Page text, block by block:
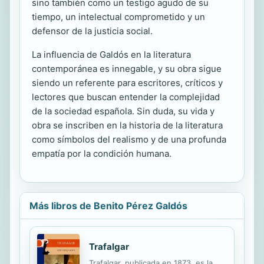
sino también como un testigo agudo de su
tiempo, un intelectual comprometido y un
defensor de la justicia social.
La influencia de Galdós en la literatura
contemporánea es innegable, y su obra sigue
siendo un referente para escritores, críticos y
lectores que buscan entender la complejidad
de la sociedad española. Sin duda, su vida y
obra se inscriben en la historia de la literatura
como símbolos del realismo y de una profunda
empatía por la condición humana.
Más libros de Benito Pérez Galdós
Trafalgar